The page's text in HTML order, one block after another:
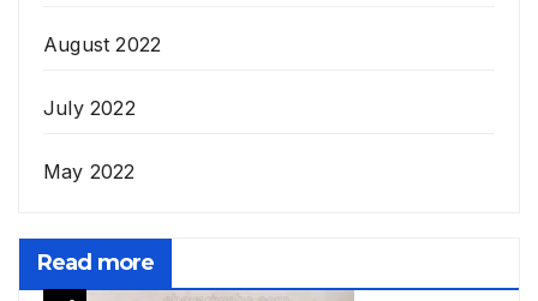
August 2022
July 2022
May 2022
Read more